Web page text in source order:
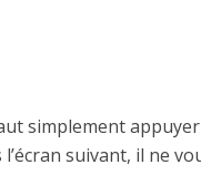
simplement
suivant, il ne